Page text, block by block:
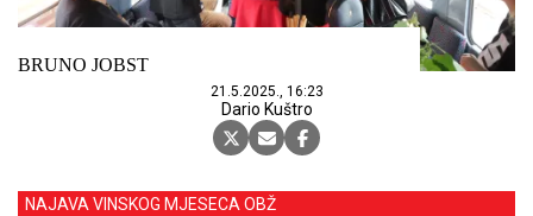
BRUNO JOBST
21.5.2025., 16:23
Dario Kuštro
NAJAVA VINSKOG MJESECA OBŽ